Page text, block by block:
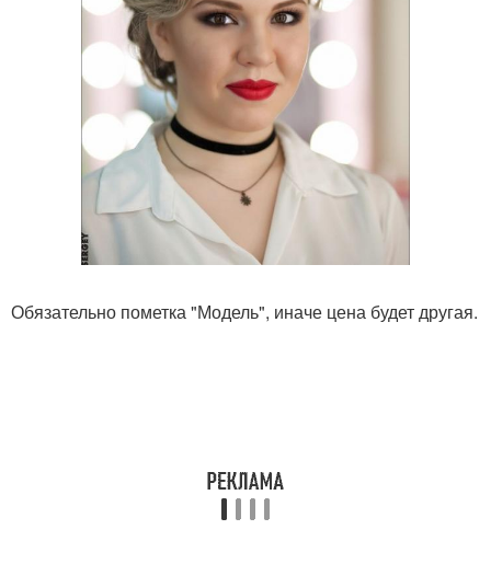
Обязательно пометка "Модель", иначе цена будет другая.